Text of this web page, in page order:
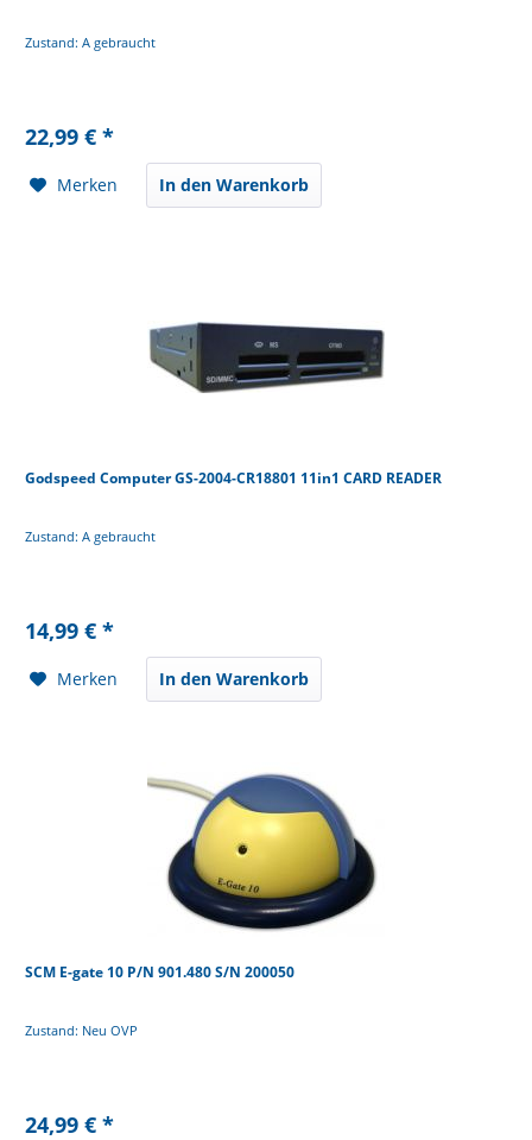
Zustand: A gebraucht
22,99 € *
Merken In den Warenkorb
Godspeed Computer GS-2004-CR18801 11in1 CARD READER
Zustand: A gebraucht
14,99 € *
Merken In den Warenkorb
SCM E-gate 10 P/N 901.480 S/N 200050
Zustand: Neu OVP
24,99 € *